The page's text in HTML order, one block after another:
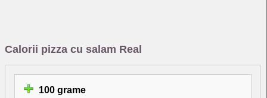
Calorii pizza cu salam Real
100 grame